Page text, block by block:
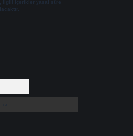
ilgili içerikler yasal süre